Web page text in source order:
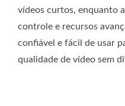
vídeos curtos, enquanto
controle e recursos
confiável e fácil de usar
qualidade de vídeo sem